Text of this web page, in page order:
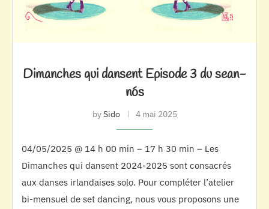
Dimanches qui dansent Episode 3 du sean-
nós
bySido 4 mai 2025
04/05/2025 @ 14 h 00 min – 17 h 30 min – Les
Dimanches qui dansent 2024-2025 sont consacrés
aux danses irlandaises solo. Pour compléter l’atelier
bi-mensuel de set dancing, nous vous proposons une